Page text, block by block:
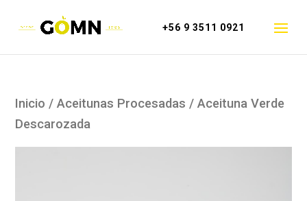
+56 9 3511 0921
Inicio /Aceitunas Procesadas / Aceituna Verde
Descarozada